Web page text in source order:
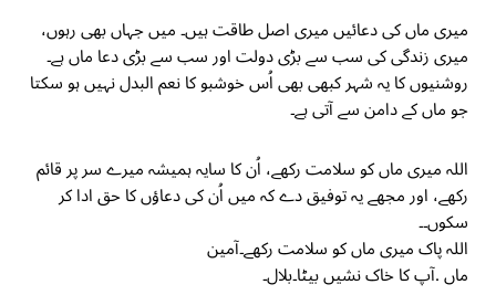
میری ماں کی دعائیں میری اصل طاقت ہیں۔ میں جہاں بھی رہوں،
میری زندگی کی سب سے بڑی دولت اور سب سے بڑی دعا ماں ہے۔
روشنیوں کا یہ شہر کبھی بھی اُس خوشبو کا نعم البدل نہیں ہو سکتا
جو ماں کے دامن سے آتی ہے۔
اللہ میری ماں کو سلامت رکھے، اُن کا سایہ ہمیشہ میرے سر پر قائم
رکھے، اور مجھے یہ توفیق دے کہ میں اُن کی دعاؤں کا حق ادا کر
سکوں۔۔
اللہ پاک میری ماں کو سلامت رکھے۔آمین
ماں .آپ کا خاک نشیں بیٹا۔بلال۔